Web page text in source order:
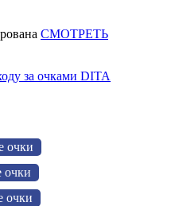
СМОТРЕТЬ
за очками DITA
очки
очки
очки